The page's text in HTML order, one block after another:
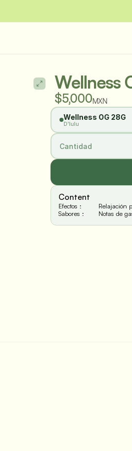
Wellness
$5,000MXN
Wellness OG 28G
D'lulu
Cantidad
Content
Efectos :
Relajación
Sabores :
Notas de